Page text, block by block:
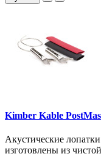
Kimber Kable
Акустические
изготовлены из